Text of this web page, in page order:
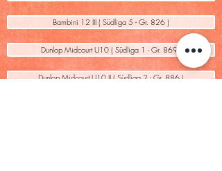
Bambini 12 III ( Südliga 5 - Gr. 826 )
Dunlop Midcourt U10 ( Südliga 1 - Gr. 869 )
Dunlop Midcourt U10 II ( Südliga 2 - Gr. 886 )